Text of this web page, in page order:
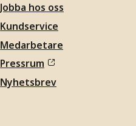
Jobba hos oss
Kundservice
Medarbetare
Pressrum
Nyhetsbrev